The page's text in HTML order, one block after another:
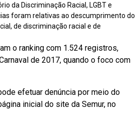
da Discriminação Racial, LGBT e
foram relativas ao descumprimento do
de discriminação racial e de
o ranking com 1.524 registros,
de 2017, quando o foco com
efetuar denúncia por meio do
inicial do site da Semur, no